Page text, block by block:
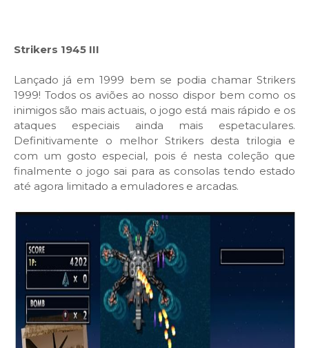
Strikers 1945 III
Lançado já em 1999 bem se podia chamar Strikers
1999! Todos os aviões ao nosso dispor bem como os
inimigos são mais actuais, o jogo está mais rápido e os
ataques especiais ainda mais espetaculares.
Definitivamente o melhor Strikers desta trilogia e
com um gosto especial, pois é nesta coleção que
finalmente o jogo sai para as consolas tendo estado
até agora limitado a emuladores e arcadas.